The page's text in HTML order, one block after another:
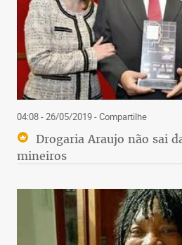
04:08 - 26/05/2019- Compartilhe
Drogaria Araujo não sai
mineiros